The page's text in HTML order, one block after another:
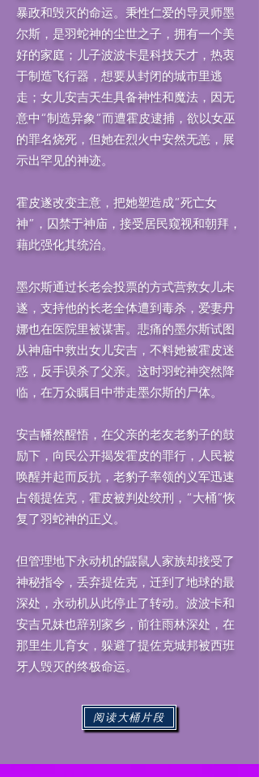
暴政和毁灭的命运。秉性仁爱的导灵师墨
尔斯，是羽蛇神的尘世之子，拥有一个美
好的家庭；儿子波波卡是科技天才，热衷
于制造飞行器，想要从封闭的城市里逃
走；女儿安吉天生具备神性和魔法，因无
意中“制造异象”而遭霍皮逮捕，欲以女巫
的罪名烧死，但她在烈火中安然无恙，展
示出罕见的神迹。
霍皮遂改变主意，把她塑造成“死亡女
神”，囚禁于神庙，接受居民窥视和朝拜，
藉此强化其统治。
墨尔斯通过长老会投票的方式营救女儿未
遂，支持他的长老全体遭到毒杀，爱妻丹
娜也在医院里被谋害。悲痛的墨尔斯试图
从神庙中救出女儿安吉，不料她被霍皮迷
惑，反手误杀了父亲。这时羽蛇神突然降
临，在万众瞩目中带走墨尔斯的尸体。
安吉幡然醒悟，在父亲的老友老豹子的鼓
励下，向民公开揭发霍皮的罪行，人民被
唤醒并起而反抗，老豹子率领的义军迅速
占领提佐克，霍皮被判处绞刑，“大桶”恢
复了羽蛇神的正义。
但管理地下永动机的鼹鼠人家族却接受了
神秘指令，丢弃提佐克，迁到了地球的最
深处，永动机从此停止了转动。波波卡和
安吉兄妹也辞别家乡，前往雨林深处，在
那里生儿育女，躲避了提佐克城邦被西班
牙人毁灭的终极命运。
阅读大桶片段